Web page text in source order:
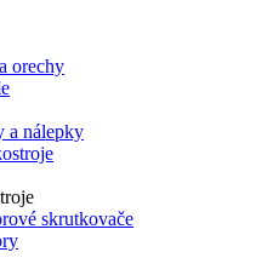
orechy
a nálepky
skrutkovače